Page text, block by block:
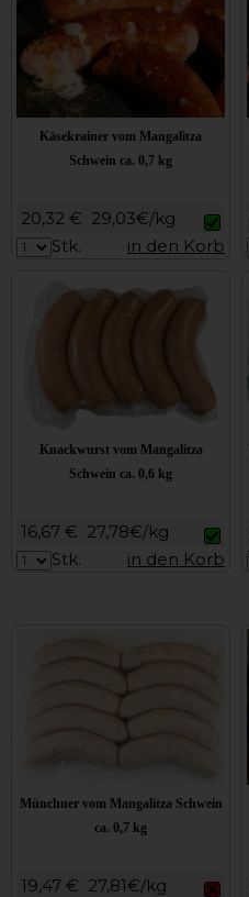
Käsekrainer vom Mangalitza
Schwein ca. 0,7 kg
20,32 € 29,03€/kg
Stk.
in den Korb
Knackwurst vom Mangalitza
Schwein ca. 0,6 kg
16,67 € 27,78€/kg
Stk.
in den Korb
Münchner vom Mangalitza Schwein
ca. 0,7 kg
19,47 € 27,81€/kg